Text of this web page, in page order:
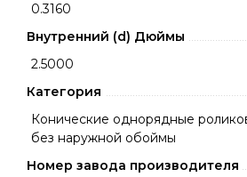
0.3160
Внутренний (d) Дюймы
2.5000
Категория
Конические однорядные
без наружной обоймы
Номер завода производителя